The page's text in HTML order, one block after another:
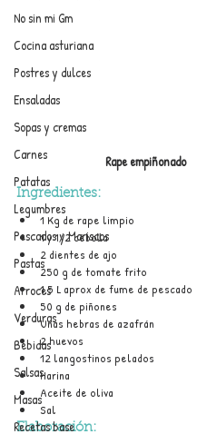
No sin mi Gm
Cocina asturiana
Postres y dulces
Ensaladas
Sopas y cremas
Carnes
Patatas
Legumbres
Pescados y Mariscos
Pastas
Arroces
Verduras
Bebidas
Salsas
Masas
Recetas base
Rape empiñonado
Ingredientes:
1 Kg de rape limpio
1 y 1/2 cebolla
2 dientes de ajo
250 g de tomate frito
1,5 L aprox de fume de pescado
50 g de piñones
Unas hebras de azafrán
2 huevos
12 langostinos pelados
Harina
Aceite de oliva
Sal
Elaboración: